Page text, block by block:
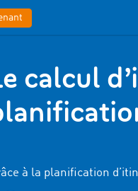
calcul
à la planification